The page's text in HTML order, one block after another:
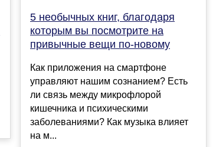
5 необычных книг, благодаря
которым вы посмотрите на
привычные вещи по-новому
Как приложения на смартфоне
управляют нашим сознанием? Есть
ли связь между микрофлорой
кишечника и психическими
заболеваниями? Как музыка влияет
на м...